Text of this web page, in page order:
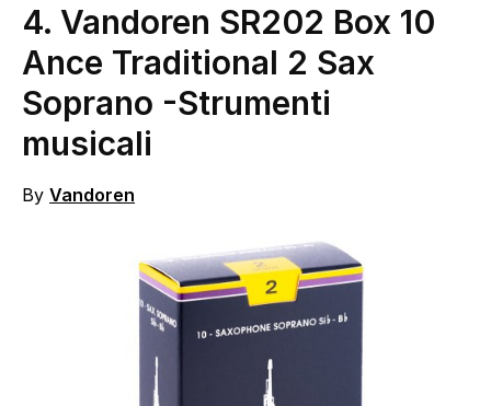
4. Vandoren SR202 Box 10
Ance Traditional 2 Sax
Soprano -Strumenti
musicali
By Vandoren